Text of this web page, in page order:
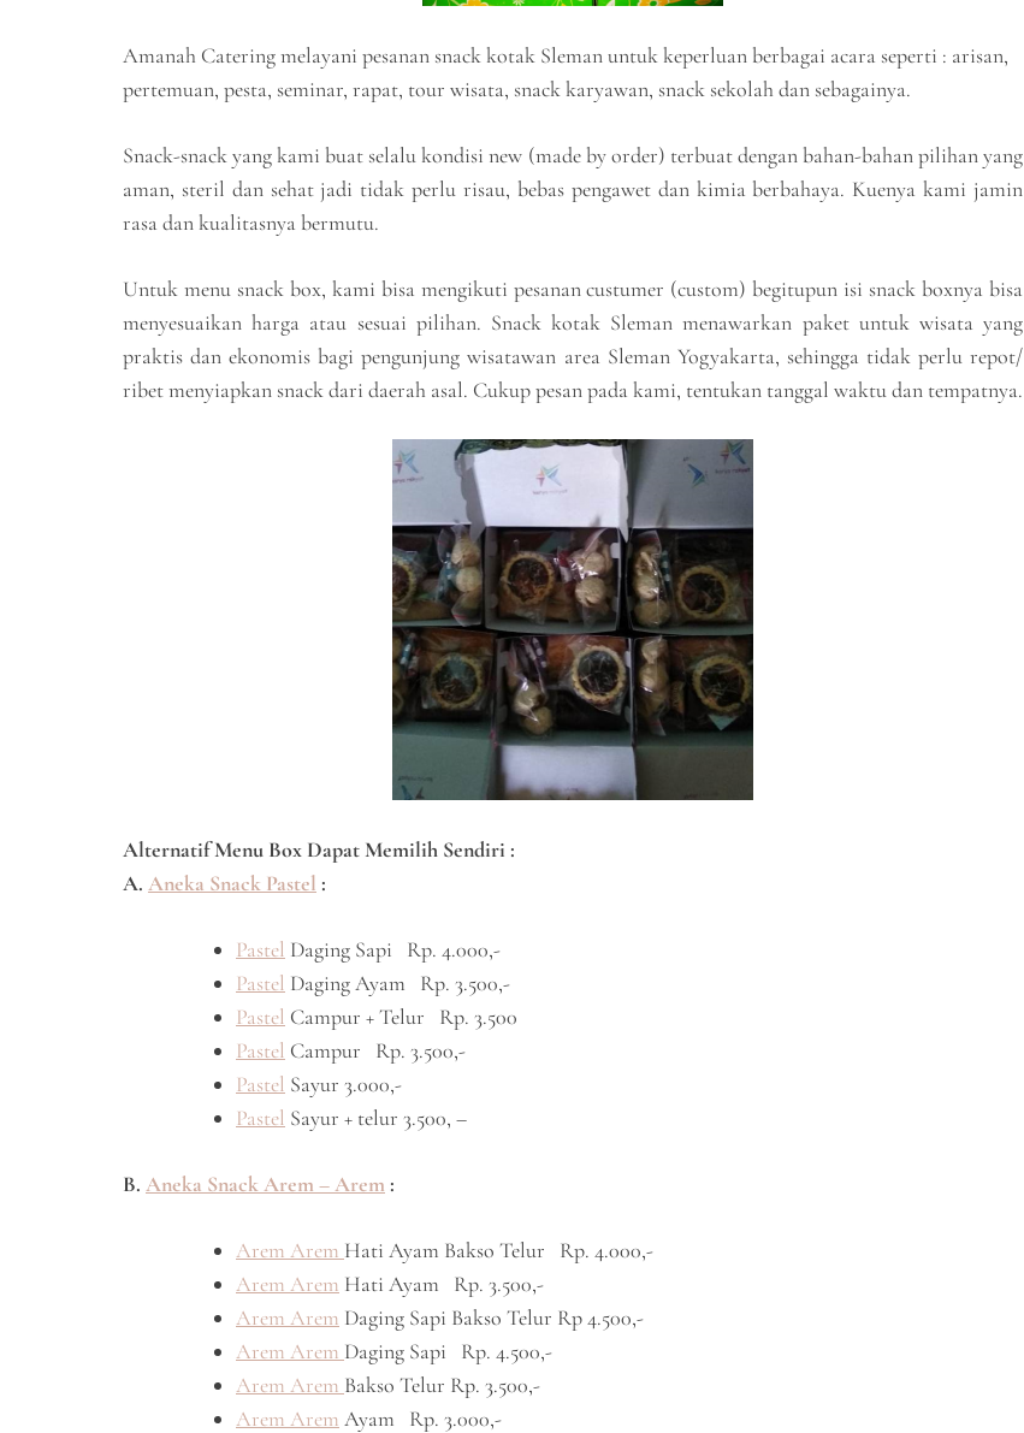
Amanah Catering melayani pesanan snack kotak Sleman untuk keperluan berbagai acara seperti : arisan,
pertemuan, pesta, seminar, rapat, tour wisata, snack karyawan, snack sekolah dan sebagainya.
Snack-snack yang kami buat selalu kondisi new (made by order) terbuat dengan bahan-bahan pilihan yang
aman, steril dan sehat jadi tidak perlu risau, bebas pengawet dan kimia berbahaya. Kuenya kami jamin
rasa dan kualitasnya bermutu.
Untuk menu snack box, kami bisa mengikuti pesanan custumer (custom) begitupun isi snack boxnya bisa
menyesuaikan harga atau sesuai pilihan. Snack kotak Sleman menawarkan paket untuk wisata yang
praktis dan ekonomis bagi pengunjung wisatawan area Sleman Yogyakarta, sehingga tidak perlu repot/
ribet menyiapkan snack dari daerah asal. Cukup pesan pada kami, tentukan tanggal waktu dan tempatnya.
Alternatif Menu Box Dapat Memilih Sendiri :
A. Aneka Snack Pastel :
Pastel Daging Sapi Rp. 4.000,-
Pastel Daging Ayam Rp. 3.500,-
Pastel Campur + Telur Rp. 3.500
Pastel Campur Rp. 3.500,-
Pastel Sayur 3.000,-
Pastel Sayur + telur 3.500, –
B. Aneka Snack Arem – Arem :
Arem Arem Hati Ayam Bakso Telur Rp. 4.000,-
Arem Arem Hati Ayam Rp. 3.500,-
Arem Arem Daging Sapi Bakso Telur Rp 4.500,-
Arem Arem Daging Sapi Rp. 4.500,-
Arem Arem Bakso Telur Rp. 3.500,-
Arem Arem Ayam Rp. 3.000,-